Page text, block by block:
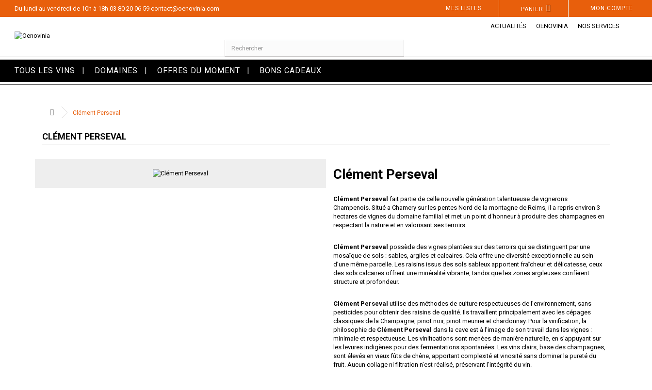
MON COMPTE
PANIER
MES LISTES
Du lundi au vendredi de 10h à 18h 03 80 20 06 59 contact@oenovinia.com
ACTUALITÉS OENOVINIA NOS SERVICES
TOUS LES VINS DOMAINES OFFRES DU MOMENT BONS CADEAUX
Clément Perseval
CLÉMENT PERSEVAL
Clément Perseval
Clément Perseval fait partie de celle nouvelle génération talentueuse de vignerons
Champenois. Situé a Chamery sur les pentes Nord de la montagne de Reims, il a repris environ 3
hectares de vignes du domaine familial et met un point d'honneur à produire des champagnes en
respectant la nature et en valorisant ses terroirs.
Clément Perseval possède des vignes plantées sur des terroirs qui se distinguent par une
mosaïque de sols : sables, argiles et calcaires. Cela offre une diversité exceptionnelle au sein
d’une même parcelle. Les raisins issus des sols sableux apportent fraîcheur et délicatesse, ceux
des sols calcaires offrent une minéralité vibrante, tandis que les zones argileuses confèrent
structure et profondeur.
Clément Perseval utilise des méthodes de culture respectueuses de l’environnement, sans
pesticides pour obtenir des raisins de qualité. Ils travaillent principalement avec les cépages
classiques de la Champagne, pinot noir, pinot meunier et chardonnay. Pour la vinification, la
philosophie de Clément Perseval dans la cave est à l’image de son travail dans les vignes :
minimale et respectueuse. Les vinifications sont menées de manière naturelle, en s’appuyant sur
les levures indigènes pour des fermentations spontanées. Les vins clairs, base des champagnes,
sont élevés en vieux fûts de chêne, apportant complexité et vinosité sans dominer la pureté du
fruit. Aucun collage ni filtration n’est réalisé, préservant l’intégrité du vin.
Panneau de gestion des cookies